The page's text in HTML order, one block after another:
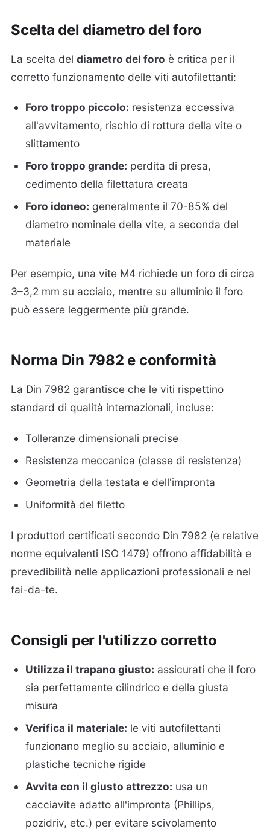
Scelta del diametro del foro
La scelta del diametro del foro è critica per il
corretto funzionamento delle viti autofilettanti:
Foro troppo piccolo: resistenza eccessiva
all'avvitamento, rischio di rottura della vite o
slittamento
Foro troppo grande: perdita di presa,
cedimento della filettatura creata
Foro idoneo: generalmente il 70-85% del
diametro nominale della vite, a seconda del
materiale
Per esempio, una vite M4 richiede un foro di circa
3–3,2 mm su acciaio, mentre su alluminio il foro
può essere leggermente più grande.
Norma Din 7982 e conformità
La Din 7982 garantisce che le viti rispettino
standard di qualità internazionali, incluse:
Tolleranze dimensionali precise
Resistenza meccanica (classe di resistenza)
Geometria della testata e dell'impronta
Uniformità del filetto
I produttori certificati secondo Din 7982 (e relative
norme equivalenti ISO 1479) offrono affidabilità e
prevedibilità nelle applicazioni professionali e nel
fai-da-te.
Consigli per l'utilizzo corretto
Utilizza il trapano giusto: assicurati che il foro
sia perfettamente cilindrico e della giusta
misura
Verifica il materiale: le viti autofilettanti
funzionano meglio su acciaio, alluminio e
plastiche tecniche rigide
Avvita con il giusto attrezzo: usa un
cacciavite adatto all'impronta (Phillips,
pozidriv, etc.) per evitare scivolamento